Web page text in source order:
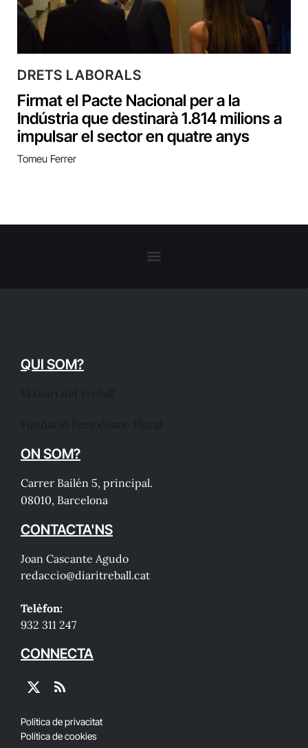
DRETS LABORALS
Firmat el Pacte Nacional per a la
Indústria que destinarà 1.814 milions a
impulsar el sector en quatre anys
Tomeu Ferrer
QUI SOM?
ON SOM?
Carrer Bailén 5, principal.
08010, Barcelona
CONTACTA'NS
Joan Cascante Agudo
redaccio@diaritreball.cat
Telèfon:
932 311 247
CONNECTA
X
RSS
Política de privacitat
Política de cookies